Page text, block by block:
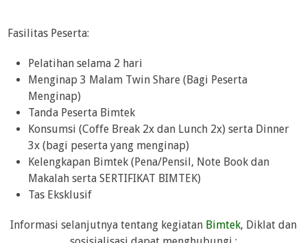
Fasilitas Peserta:
Pelatihan selama 2 hari
Menginap 3 Malam Twin Share (Bagi Peserta
Menginap)
Tanda Peserta Bimtek
Konsumsi (Coffe Break 2x dan Lunch 2x) serta Dinner
3x (bagi peserta yang menginap)
Kelengkapan Bimtek (Pena/Pensil, Note Book dan
Makalah serta SERTIFIKAT BIMTEK)
Tas Eksklusif
Informasi selanjutnya tentang kegiatan Bimtek, Diklat dan